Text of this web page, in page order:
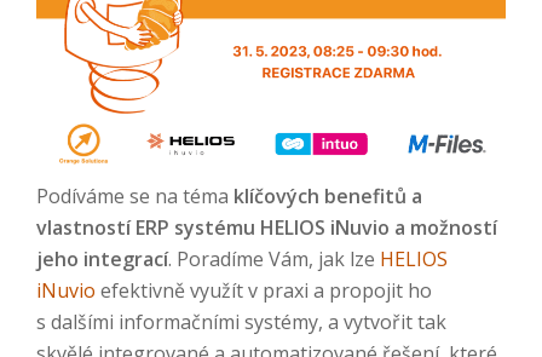
Podíváme se na téma klíčových benefitů a
vlastností ERP systému HELIOS iNuvio a možností
jeho integrací. Poradíme Vám, jak lze HELIOS
iNuvio efektivně využít v praxi a propojit ho
s dalšími informačními systémy, a vytvořit tak